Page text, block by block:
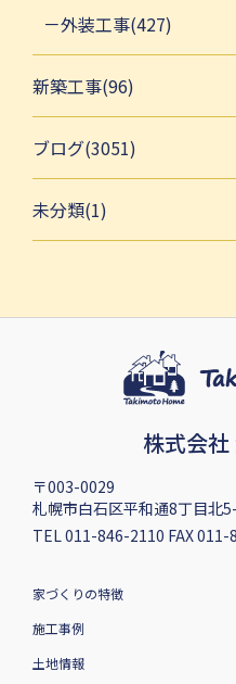
外装工事(427)
新築工事(96)
ブログ(3051)
未分類(1)
株式会
〒003-0029
札幌市白石区平和通8丁目北
TEL 011-846-2110 FAX 011-
家づくりの特徴
施工事例
土地情報